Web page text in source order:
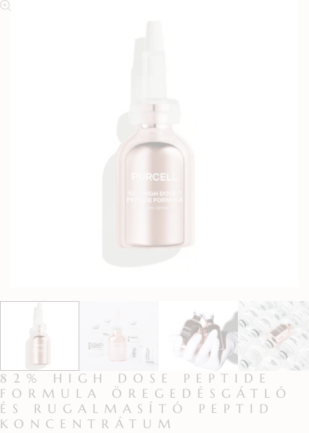
82% HIGH DOSE PEPTIDE
FORMULA ÖREGEDÉSGÁTLÓ
ÉS RUGALMASÍTÓ PEPTID
KONCENTRÁTUM